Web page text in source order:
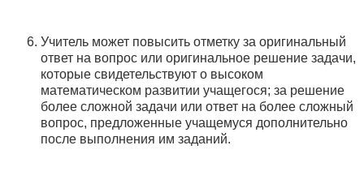
Учитель может повысить отметку за оригинальный
ответ на вопрос или оригинальное решение задачи,
которые свидетельствуют о высоком
математическом развитии учащегося; за решение
более сложной задачи или ответ на более сложный
вопрос, предложенные учащемуся дополнительно
после выполнения им заданий.